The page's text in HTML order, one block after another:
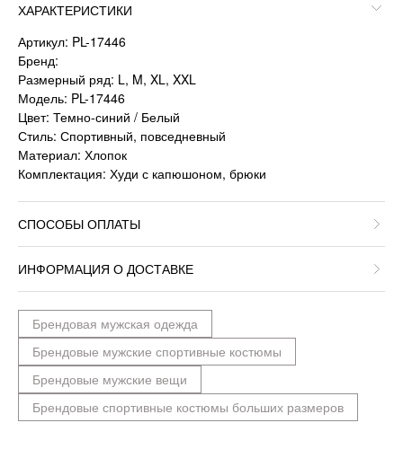
ХАРАКТЕРИСТИКИ
Артикул: PL-17446
Бренд:
Размерный ряд: L, M, XL, XXL
Модель: PL-17446
Цвет: Темно-синий / Белый
Стиль: Спортивный, повседневный
Материал: Хлопок
Комплектация: Худи с капюшоном, брюки
СПОСОБЫ ОПЛАТЫ
ИНФОРМАЦИЯ О ДОСТАВКЕ
Брендовая мужская одежда
Брендовые мужские спортивные костюмы
Брендовые мужские вещи
Брендовые спортивные костюмы больших размеров